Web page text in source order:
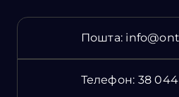
Пошта:
Телефон: 38 044